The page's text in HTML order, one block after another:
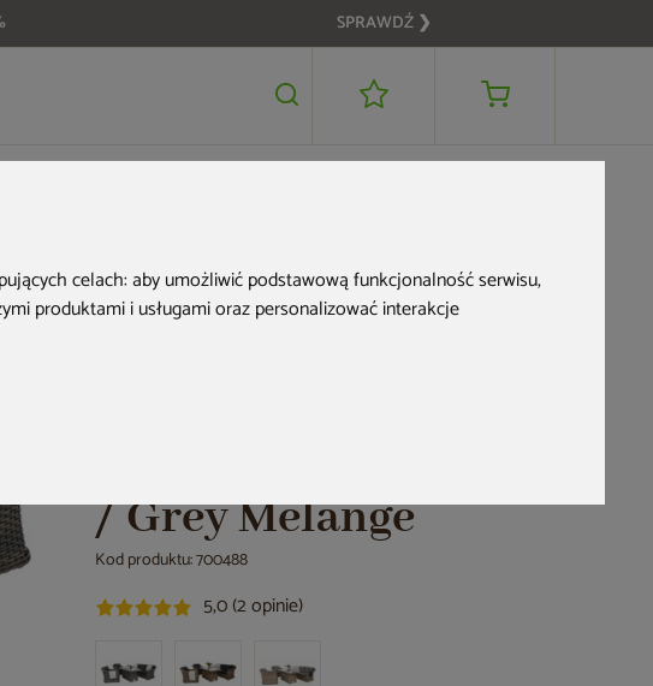
celach:aby umożliwić podstawową funkcjonalność serwisu,
produktami i usługami oraz personalizować interakcje
SPRAWDŹ ❯
DODAJ DO KOSZYKA
HOME & GARDEN
Meble ogrodowe
/ Grey Melange
Kod produktu: 700488
5,0 (2 opinie)